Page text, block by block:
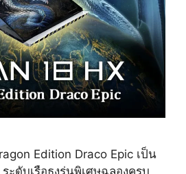
Edition Draco Epic เป็น
ะดับเรือธงรุ่นพิเศษฉลองครบ